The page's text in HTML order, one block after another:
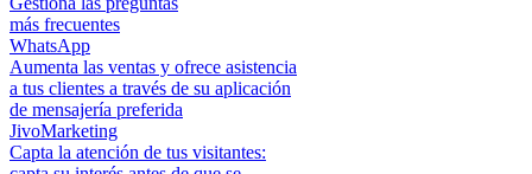
más frecuentes
WhatsApp
Aumenta las ventas y ofrece asistencia
a tus clientes a través de su aplicación
de mensajería preferida
JivoMarketing
Capta la atención de tus visitantes: